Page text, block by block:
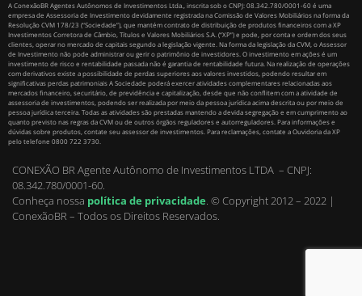
A ConexãoBR Agentes Autônomos de Investimentos Ltda., inscrita sob o CNPJ: 08.342.780/0001-60 é uma
empresa de Assessoria de Investimento devidamente registrada na Comissão de Valores Mobiliários na forma da
Resolução CVM 178/23 (“Sociedade”), que mantém contrato de distribuição de produtos financeiros com a XP
Investimentos Corretora de Câmbio, Títulos e Valores Mobiliários S.A. (“XP”) e pode, por conta e ordem dos seus
clientes, operar no mercado de capitais segundo a legislação vigente. Na forma da legislação da CVM, o Assessor
de Investimento não pode administrar ou gerir o patrimônio de investidores. O investimento em ações é um
investimento de risco e rentabilidade passada não é garantia de rentabilidade futura. Na realização de operações
com derivativos existe a possibilidade de perdas superiores aos valores investidos, podendo resultar em
significativas perdas patrimoniais A Sociedade poderá exercer atividades complementares relacionadas aos
mercados financeiro, securitário, de previdência e capitalização, desde que não conflitem com a atividade de
assessoria de investimentos, podendo ser realizada por meio da pessoa jurídica acima descrita ou por meio de
pessoa jurídica terceira. Todas as atividades são prestadas mantendo a devida segregação e em cumprimento ao
quanto previsto nas regras da CVM ou de outros órgãos reguladores e autorreguladores. Para informações e
dúvidas sobre produtos, contate seu assessor de investimentos. Para reclamações, contate a Ouvidoria da XP
pelo telefone 0800 722 3730.
CONEXÃO BR Agente Autônomo de Investimentos LTDA – CNPJ:
08.342.780/0001-60.
Conheça nossa política de privacidade. © Copyright 2012 – 2022 |
ConexãoBR – Todos os Direitos Reservados.